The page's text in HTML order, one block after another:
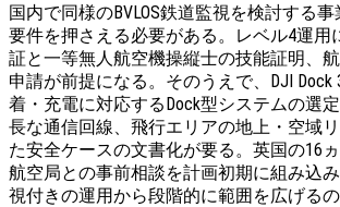
国内で同様のBVLOS鉄道監視を検討する
要件を押さえる必要がある。レベル4運用
証と一等無人航空機操縦士の技能証明、
申請が前提になる。そのうえで、DJI Dock
着・充電に対応するDock型システムの選
長な通信回線、飛行エリアの地上・空域
た安全ケースの文書化が要る。英国の16
航空局との事前相談を計画初期に組み込
視付きの運用から段階的に範囲を広げるの